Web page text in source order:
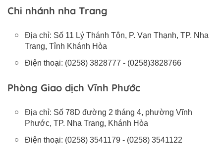
Chi nhánh nha Trang
Địa chỉ: Số 11 Lý Thánh Tôn, P. Vạn Thạnh, TP. Nha
Trang, Tỉnh Khánh Hòa
Điện thoại: (0258) 3828777 - (0258)3828766
Phòng Giao dịch Vĩnh Phước
Địa chỉ: Số 78D đường 2 tháng 4, phường Vĩnh
Phước, TP. Nha Trang, Khánh Hòa
Điện thoại: (0258) 3541179 - (0258) 3541122